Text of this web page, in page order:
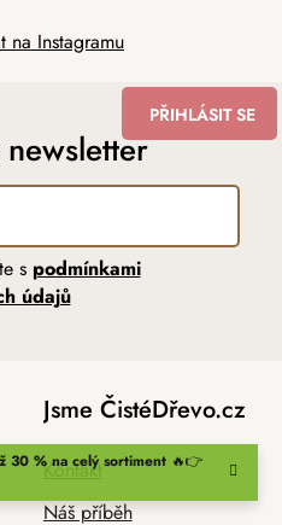
30 % na celý sortiment 🔥👉
na Instagramu
s podmínkami
údajů
PŘIHLÁSIT SE
Jsme ČistéDřevo.cz
Kontakt
Náš příběh